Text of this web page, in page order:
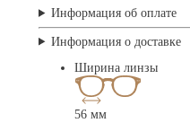
Информация об оплате
Информация о доставке
Ширина линзы
56 мм